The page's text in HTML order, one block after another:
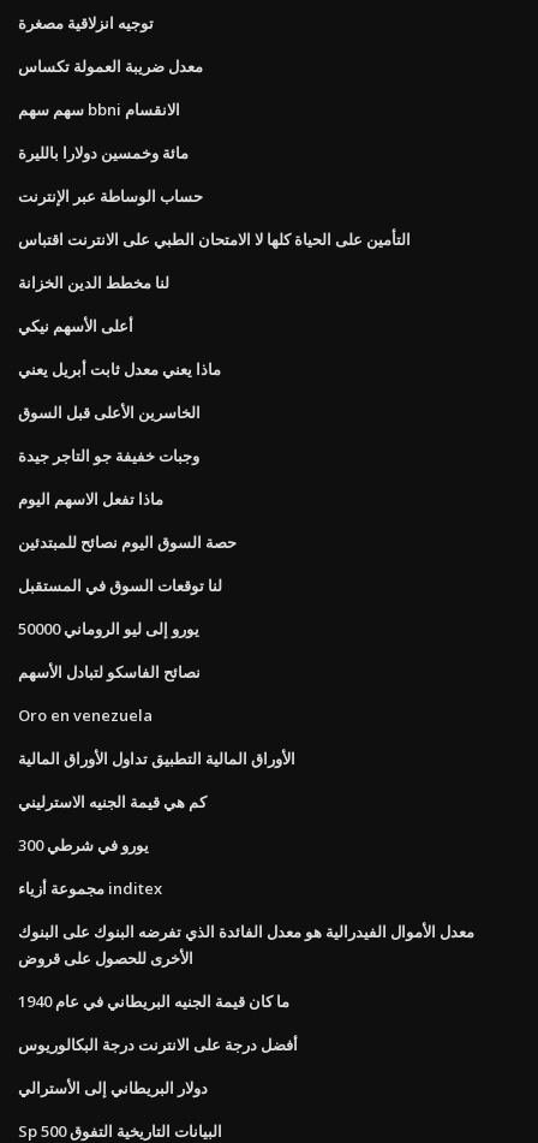
توجيه انزلاقية مصغرة
معدل ضريبة العمولة تكساس
سهم سهم bbni الانقسام
مائة وخمسين دولارا بالليرة
حساب الوساطة عبر الإنترنت
التأمين على الحياة كلها لا الامتحان الطبي على الانترنت اقتباس
لنا مخطط الدين الخزانة
أعلى الأسهم نيكي
ماذا يعني معدل ثابت أبريل يعني
الخاسرين الأعلى قبل السوق
وجبات خفيفة جو التاجر جيدة
ماذا تفعل الاسهم اليوم
حصة السوق اليوم نصائح للمبتدئين
لنا توقعات السوق في المستقبل
50000 يورو إلى ليو الروماني
نصائح الفاسكو لتبادل الأسهم
Oro en venezuela
الأوراق المالية التطبيق تداول الأوراق المالية
كم هي قيمة الجنيه الاسترليني
300 يورو في شرطي
مجموعة أزياء inditex
معدل الأموال الفيدرالية هو معدل الفائدة الذي تفرضه البنوك على البنوك
الأخرى للحصول على قروض
ما كان قيمة الجنيه البريطاني في عام 1940
أفضل درجة على الانترنت درجة البكالوريوس
دولار البريطاني إلى الأسترالي
Sp 500 البيانات التاريخية التفوق